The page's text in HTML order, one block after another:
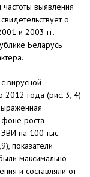
выявления
о
и 2003 гг.
Беларусь
вирусной
2012 года (рис. 3, 4)
фоне роста
ЭВИ на 100 тыс.
показатели
максимально
и составляли от